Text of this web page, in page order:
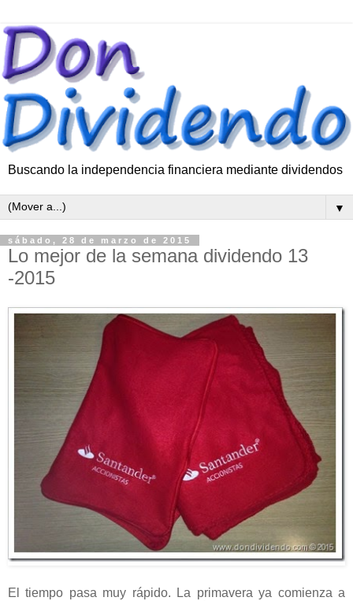
Buscando la independencia financiera mediante dividendos
▼
sábado, 28 de marzo de 2015
Lo mejor de la semana dividendo 13
-2015
El tiempo pasa muy rápido. La primavera ya comienza a